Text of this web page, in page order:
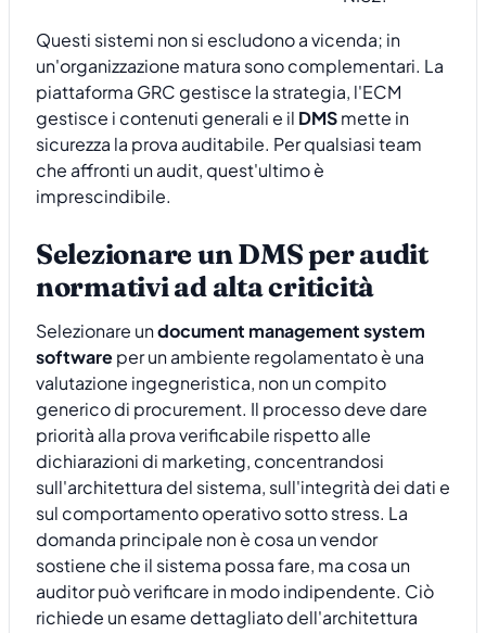
Questi sistemi non si escludono a vicenda; in
un'organizzazione matura sono complementari. La
piattaforma GRC gestisce la strategia, l'ECM
gestisce i contenuti generali e il DMSmette in
sicurezza la prova auditabile. Per qualsiasi team
che affronti un audit, quest'ultimo è
imprescindibile.
Selezionare un DMS per audit
normativi ad alta criticità
Selezionare undocument management system
softwareper un ambiente regolamentato è una
valutazione ingegneristica, non un compito
generico di procurement. Il processo deve dare
priorità alla prova verificabile rispetto alle
dichiarazioni di marketing, concentrandosi
sull'architettura del sistema, sull'integrità dei dati e
sul comportamento operativo sotto stress. La
domanda principale non è cosa un vendor
sostiene che il sistema possa fare, ma cosa un
auditor può verificare in modo indipendente. Ciò
richiede un esame dettagliato dell'architettura